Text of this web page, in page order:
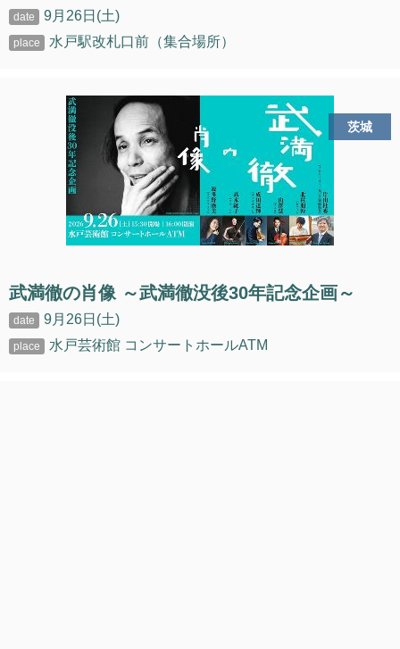
9月26日(土)
水戸駅改札口前（集合場所）
茨城
武満徹の肖像 ～武満徹没後30年記念企画～
9月26日(土)
水戸芸術館 コンサートホールATM